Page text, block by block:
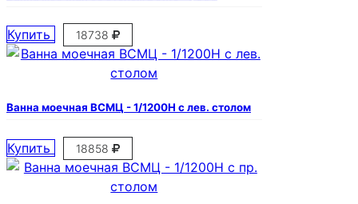
Купить 18738
Ванна моечная ВСМЦ - 1/1200Н с лев. столом
Купить 18858